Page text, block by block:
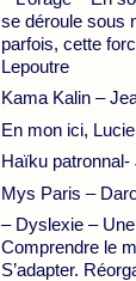
se déroule sous
parfois, cette
Lepoutre
Kama Kalin –
En mon ici,
Haïku patronnal-
Mys Paris –
– Dyslexie –
Comprendre le
S’adapter.